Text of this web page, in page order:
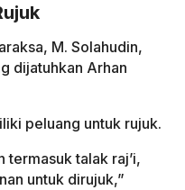
M. Solahudin,
dijatuhkan Arhan
peluang untuk rujuk.
termasuk talak raj’i,
untuk dirujuk,”